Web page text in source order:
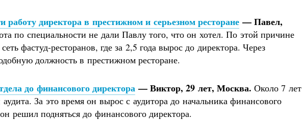
работу директора в престижном и серьезном ресторане — Павел,
по специальности не дали Павлу того, что он хотел. По этой причине
фастуд-ресторанов, где за 2,5 года вырос до директора. Через
должность в престижном ресторане.
до финансового директора — Виктор, 29 лет, Москва. Около 7 лет
За это время он вырос с аудитора до начальника финансового
решил подняться до финансового директора.